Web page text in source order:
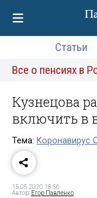
Статьи
Все о пенсиях в
Кузнецова
включить в
Тема: Коронавирус
15.05.2020 18:56
Автор: Егор Павленко